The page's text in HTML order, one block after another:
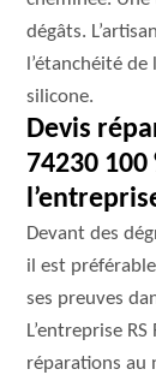
dégâts.
l’étanchéité
silicone.
Devis
74230
Devant des
il est
ses preuves
L’entreprise
réparations au